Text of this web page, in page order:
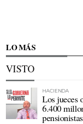
LO MÁS
VISTO
HACIENDA
Los jueces
6.400